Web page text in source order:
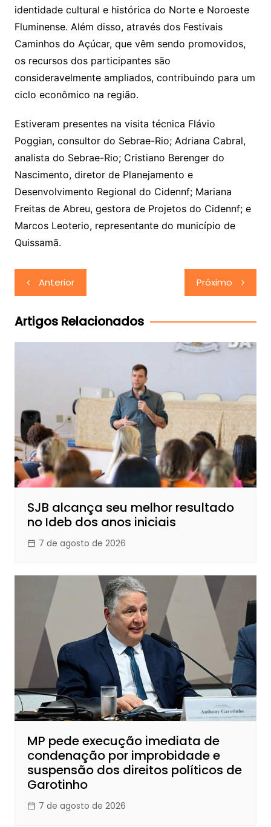
identidade cultural e histórica do Norte e Noroeste
Fluminense. Além disso, através dos Festivais
Caminhos do Açúcar, que vêm sendo promovidos,
os recursos dos participantes são
consideravelmente ampliados, contribuindo para um
ciclo econômico na região.
Estiveram presentes na visita técnica Flávio
Poggian, consultor do Sebrae-Rio; Adriana Cabral,
analista do Sebrae-Rio; Cristiano Berenger do
Nascimento, diretor de Planejamento e
Desenvolvimento Regional do Cidennf; Mariana
Freitas de Abreu, gestora de Projetos do Cidennf; e
Marcos Leoterio, representante do município de
Quissamã.
Navegação
de
Post
Anterior Próximo
Artigos Relacionados
SJB alcança seu melhor resultado
no Ideb dos anos iniciais
7 de agosto de 2026
MP pede execução imediata de
condenação por improbidade e
suspensão dos direitos políticos de
Garotinho
7 de agosto de 2026